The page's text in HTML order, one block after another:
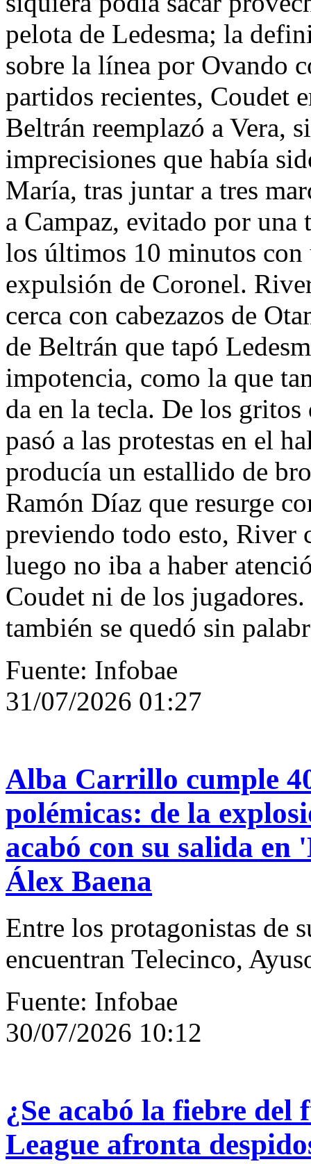
pelota de Ledesma; la
sobre la línea por Ovando
partidos recientes, Coudet
Beltrán reemplazó a Vera,
imprecisiones que había
María, tras juntar a tres
a Campaz, evitado por
los últimos 10 minutos
expulsión de Coronel.
cerca con cabezazos de
de Beltrán que tapó
impotencia, como la que
da en la tecla. De los gritos
pasó a las protestas en el
producía un estallido de
Ramón Díaz que resurge
previendo todo esto, River
luego no iba a haber
Coudet ni de los
también se quedó sin
Fuente: Infobae
31/07/2026 01:27
Alba Carrillo cumple
polémicas: de la
acabó con su salida
Álex Baena
Entre los protagonistas de
encuentran Telecinco,
Fuente: Infobae
30/07/2026 10:12
¿Se acabó la fiebre
League afronta